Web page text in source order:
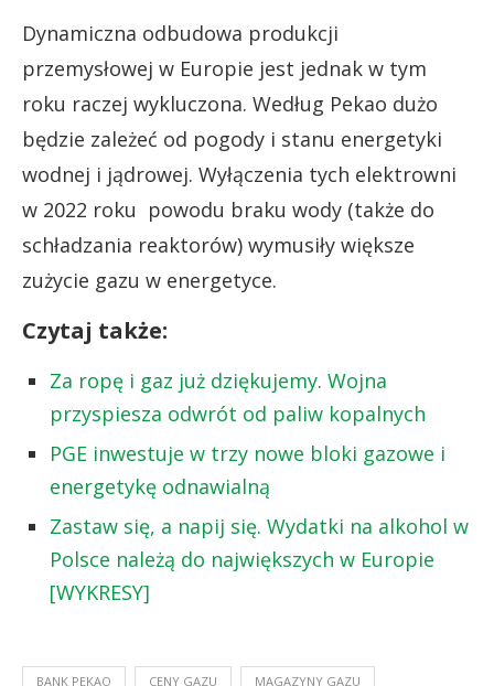
Dynamiczna odbudowa produkcji
przemysłowej w Europie jest jednak w tym
roku raczej wykluczona. Według Pekao dużo
będzie zależeć od pogody i stanu energetyki
wodnej i jądrowej. Wyłączenia tych elektrowni
w 2022 roku powodu braku wody (także do
schładzania reaktorów) wymusiły większe
zużycie gazu w energetyce.
Czytaj także:
Za ropę i gaz już dziękujemy. Wojna
przyspiesza odwrót od paliw kopalnych
PGE inwestuje w trzy nowe bloki gazowe i
energetykę odnawialną
Zastaw się, a napij się. Wydatki na alkohol w
Polsce należą do największych w Europie
[WYKRESY]
BANK PEKAO CENY GAZU MAGAZYNY GAZU